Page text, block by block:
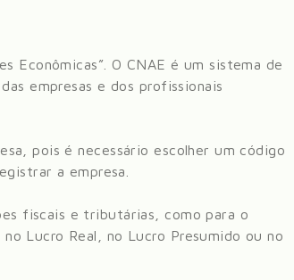
Econômicas”. O CNAE é um sistema de
empresas e dos profissionais
pois é necessário escolher um código
a empresa.
fiscais e tributárias, como para o
Lucro Real, no Lucro Presumido ou no